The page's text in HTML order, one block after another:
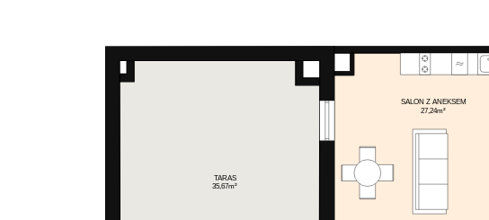
SALON Z ANEKSEM
27,24m²
TARAS
35,67m²